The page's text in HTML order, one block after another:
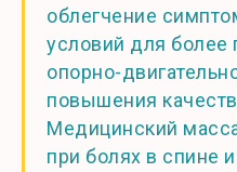
облегчение
условий для более
опорно-
повышения
Медицинский
при болях в спине